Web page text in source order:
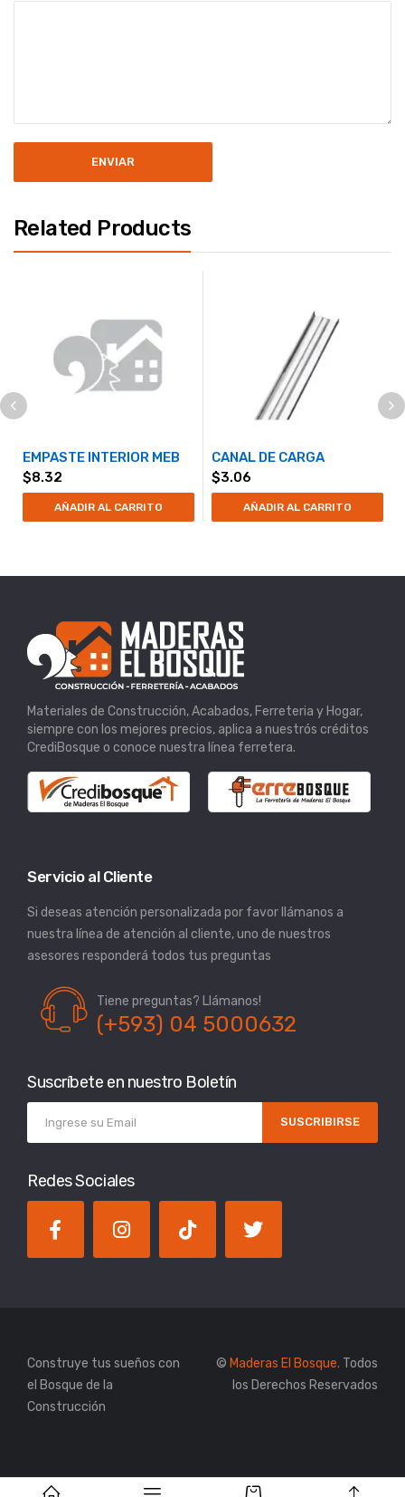
Related Products
EMPASTE INTERIOR MEB
$8.32
AÑADIR AL CARRITO
CANAL DE CARGA
$3.06
AÑADIR AL CARRITO
Materiales de Construcción, Acabados, Ferreteria y Hogar,
siempre con los mejores precios, aplica a nuestrós créditos
CrediBosque o conoce nuestra línea ferretera.
Servicio al Cliente
Si deseas atención personalizada por favor llámanos a
nuestra línea de atención al cliente, uno de nuestros
asesores responderá todos tus preguntas
Tiene preguntas? Llámanos!
(+593) 04 5000632
Suscríbete en nuestro Boletín
SUSCRIBIRSE
Redes Sociales
Construye tus sueños con
el Bosque de la
Construcción
© Maderas El Bosque. Todos
los Derechos Reservados